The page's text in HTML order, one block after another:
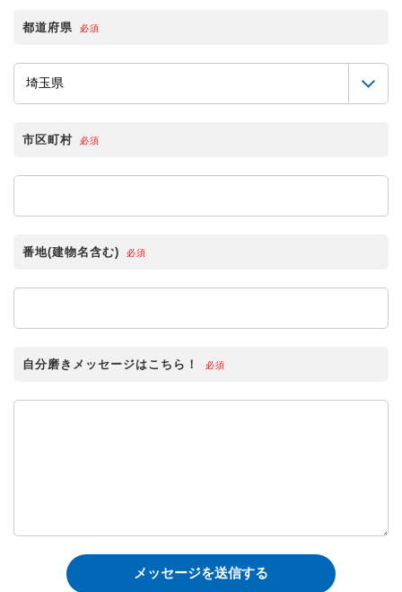
都道府県 必須
市区町村 必須
番地(建物名含む) 必須
自分磨きメッセージはこちら！ 必須